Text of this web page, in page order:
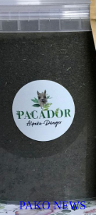
PAKO NEWS